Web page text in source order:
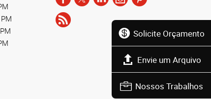
Solicite Orçamento
Envie um Arquivo
Nossos Trabalhos